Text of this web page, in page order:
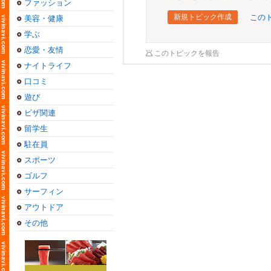
ファッション
美容・健康
学ぶ
恋愛・友情
ナイトライフ
口コミ
遊び
ビザ関連
留学生
駐在員
スポーツ
ゴルフ
サーフィン
アウトドア
その他
新規トピック作成 この
このトピックを報告